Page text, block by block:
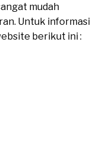
mudah
Untuk informasi
berikut ini :